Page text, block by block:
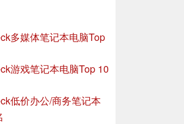
多媒体笔记本电脑Top
游戏笔记本电脑Top 10
低价办公/商务笔记本